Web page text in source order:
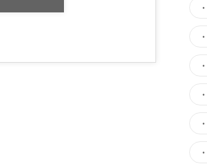
・
・
・
・
・
・